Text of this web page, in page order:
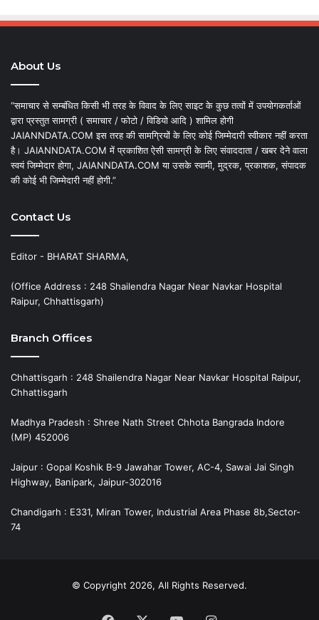
About Us
“समाचार से सम्बंधित किसी भी तरह के विवाद के लिए साइट के कुछ तत्वों में उपयोगकर्ताओं
द्वारा प्रस्तुत सामग्री ( समाचार / फोटो / विडियो आदि ) शामिल होगी
JAIANNDATA.COM इस तरह की सामग्रियों के लिए कोई जिम्मेदारी स्वीकार नहीं करता
है। JAIANNDATA.COM में प्रकाशित ऐसी सामग्री के लिए संवाददाता / खबर देने वाला
स्वयं जिम्मेदार होगा, JAIANNDATA.COM या उसके स्वामी, मुद्रक, प्रकाशक, संपादक
की कोई भी जिम्मेदारी नहीं होगी.”
Contact Us
Editor - BHARAT SHARMA,
(Office Address : 248 Shailendra Nagar Near Navkar Hospital
Raipur, Chhattisgarh)
Branch Offices
Chhattisgarh : 248 Shailendra Nagar Near Navkar Hospital Raipur,
Chhattisgarh
Madhya Pradesh : Shree Nath Street Chhota Bangrada Indore
(MP) 452006
Jaipur : Gopal Koshik B-9 Jawahar Tower, AC-4, Sawai Jai Singh
Highway, Banipark, Jaipur-302016
Chandigarh : E331, Miran Tower, Industrial Area Phase 8b,Sector-
74
© Copyright 2026, All Rights Reserved.